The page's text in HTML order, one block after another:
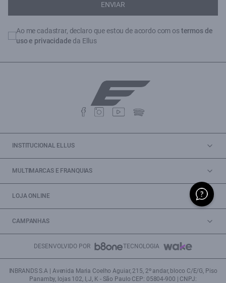
ENVIAR
Ao me cadastrar, declaro que estou de acordo com ostermos de
uso e privacidade da Ellus
INSTITUCIONAL ELLUS
MULTIMARCAS E FRANQUIAS
LOJA ONLINE
CAMPANHAS
DESENVOLVIDO POR TECNOLOGIA
INBRANDS S.A | Avenida Maria Coelho Aguiar, 215, 2º andar, bloco C/E/G, Piso
Panamby, lojas 102, I, J, K - São Paulo CEP: 05804-900 | CNPJ: